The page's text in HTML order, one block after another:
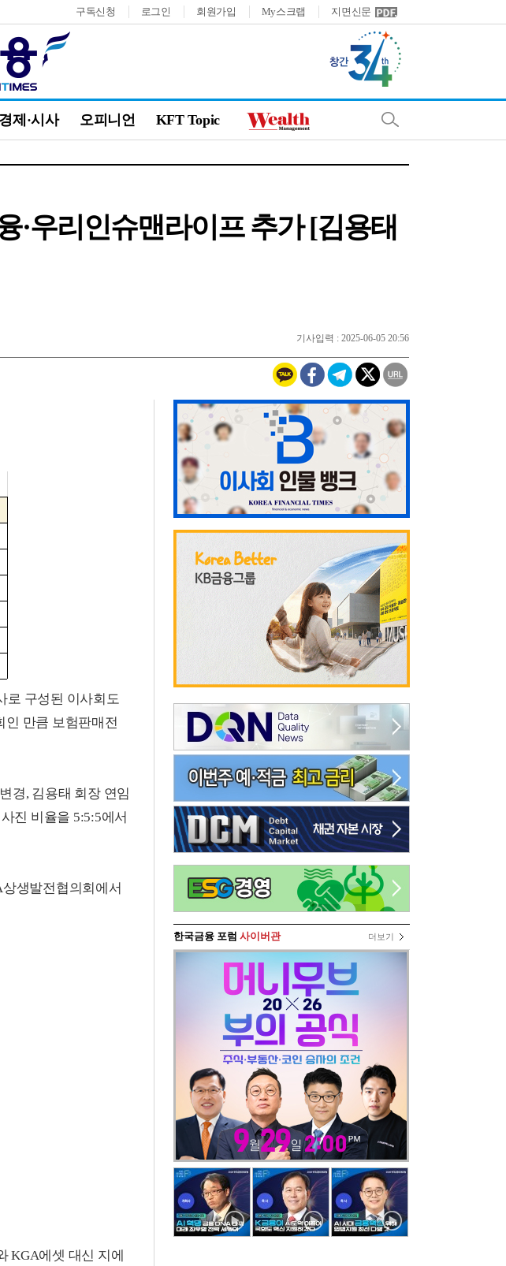
구독신청 로그인 회원가입 My스크랩 지면신문
경제·시사 오피니언 KFT Topic
우리인슈맨라이프 추가 [김용태
기사입력 : 2025-06-05 20:56
로 구성된 이사회도
인 만큼 보험판매전
경, 김용태 회장 연임
진 비율을 5:5:5에서
생발전협의회에서
KGA에셋 대신 지에
한국금융 포럼 사이버관 더보기